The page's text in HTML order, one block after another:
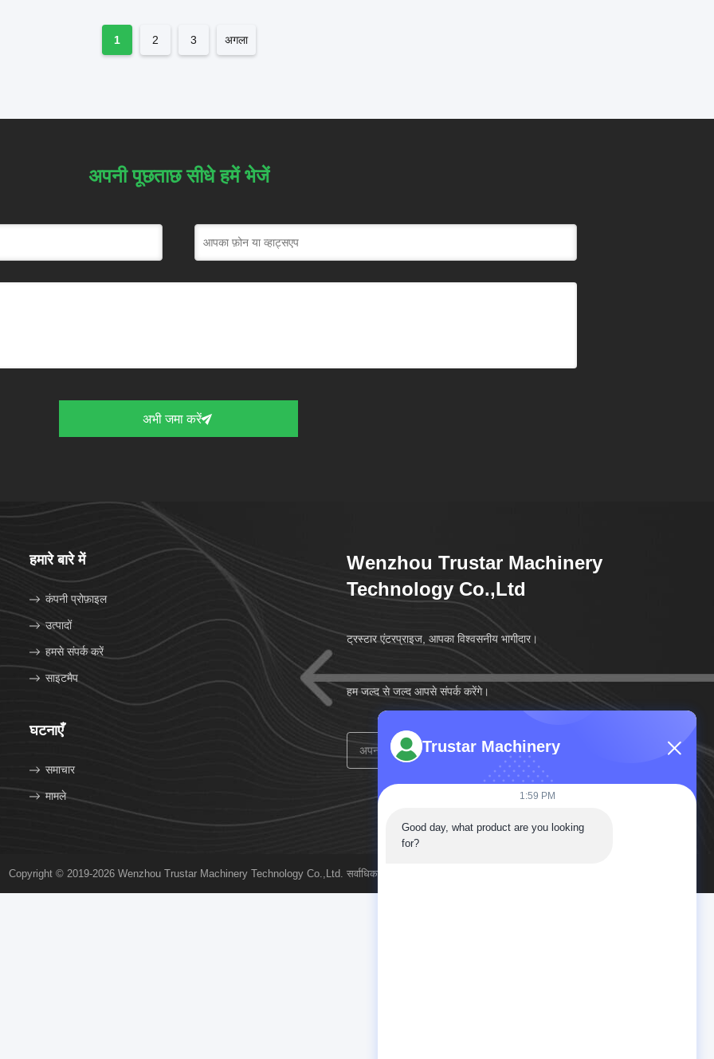
1 2 3 अगला
अपनी पूछताछ सीधे हमें भेजें
अभी जमा करें
हमारे बारे में
कंपनी प्रोफ़ाइल
उत्पादों
हमसे संपर्क करें
साइटमैप
घटनाएँ
समाचार
मामले
Wenzhou Trustar Machinery
Technology Co.,Ltd
ट्रस्टार एंटरप्राइज, आपका विश्वसनीय भागीदार।
हम जल्द से जल्द आपसे संपर्क करेंगे।
Copyright © 2019-2026 Wenzhou Trustar Machinery Technology Co.,Ltd. सर्वाधिकार सुरक्षित.
Trustar Machinery
1:59 PM
Good day, what product are you looking
for?